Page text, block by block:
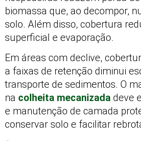
biomassa que, ao decompor,
solo. Além disso, cobertura
superficial e evaporação.
Em áreas com declive,
a faixas de retenção diminui
transporte de sedimentos. O
na colheita mecanizada deve
e manutenção de camada
conservar solo e facilitar